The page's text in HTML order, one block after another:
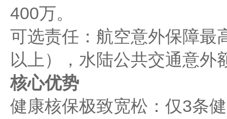
400万。
可选责任：航空意外保障最
以上），水陆公共交通意外
核心优势
健康核保极致宽松：仅3条